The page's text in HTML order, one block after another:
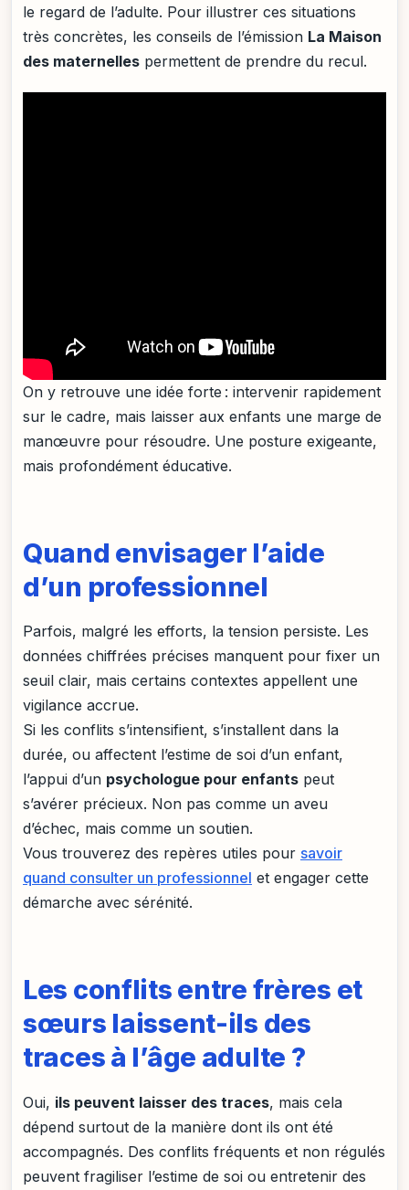
le regard de l’adulte. Pour illustrer ces situations
très concrètes, les conseils de l’émission La Maison
des maternelles permettent de prendre du recul.
On y retrouve une idée forte : intervenir rapidement
sur le cadre, mais laisser aux enfants une marge de
manœuvre pour résoudre. Une posture exigeante,
mais profondément éducative.
Quand envisager l’aide
d’un professionnel
Parfois, malgré les efforts, la tension persiste. Les
données chiffrées précises manquent pour fixer un
seuil clair, mais certains contextes appellent une
vigilance accrue.
Si les conflits s’intensifient, s’installent dans la
durée, ou affectent l’estime de soi d’un enfant,
l’appui d’un psychologue pour enfants peut
s’avérer précieux. Non pas comme un aveu
d’échec, mais comme un soutien.
Vous trouverez des repères utiles pour savoir
quand consulter un professionnel et engager cette
démarche avec sérénité.
Les conflits entre frères et
sœurs laissent-ils des
traces à l’âge adulte ?
Oui, ils peuvent laisser des traces, mais cela
dépend surtout de la manière dont ils ont été
accompagnés. Des conflits fréquents et non régulés
peuvent fragiliser l’estime de soi ou entretenir des